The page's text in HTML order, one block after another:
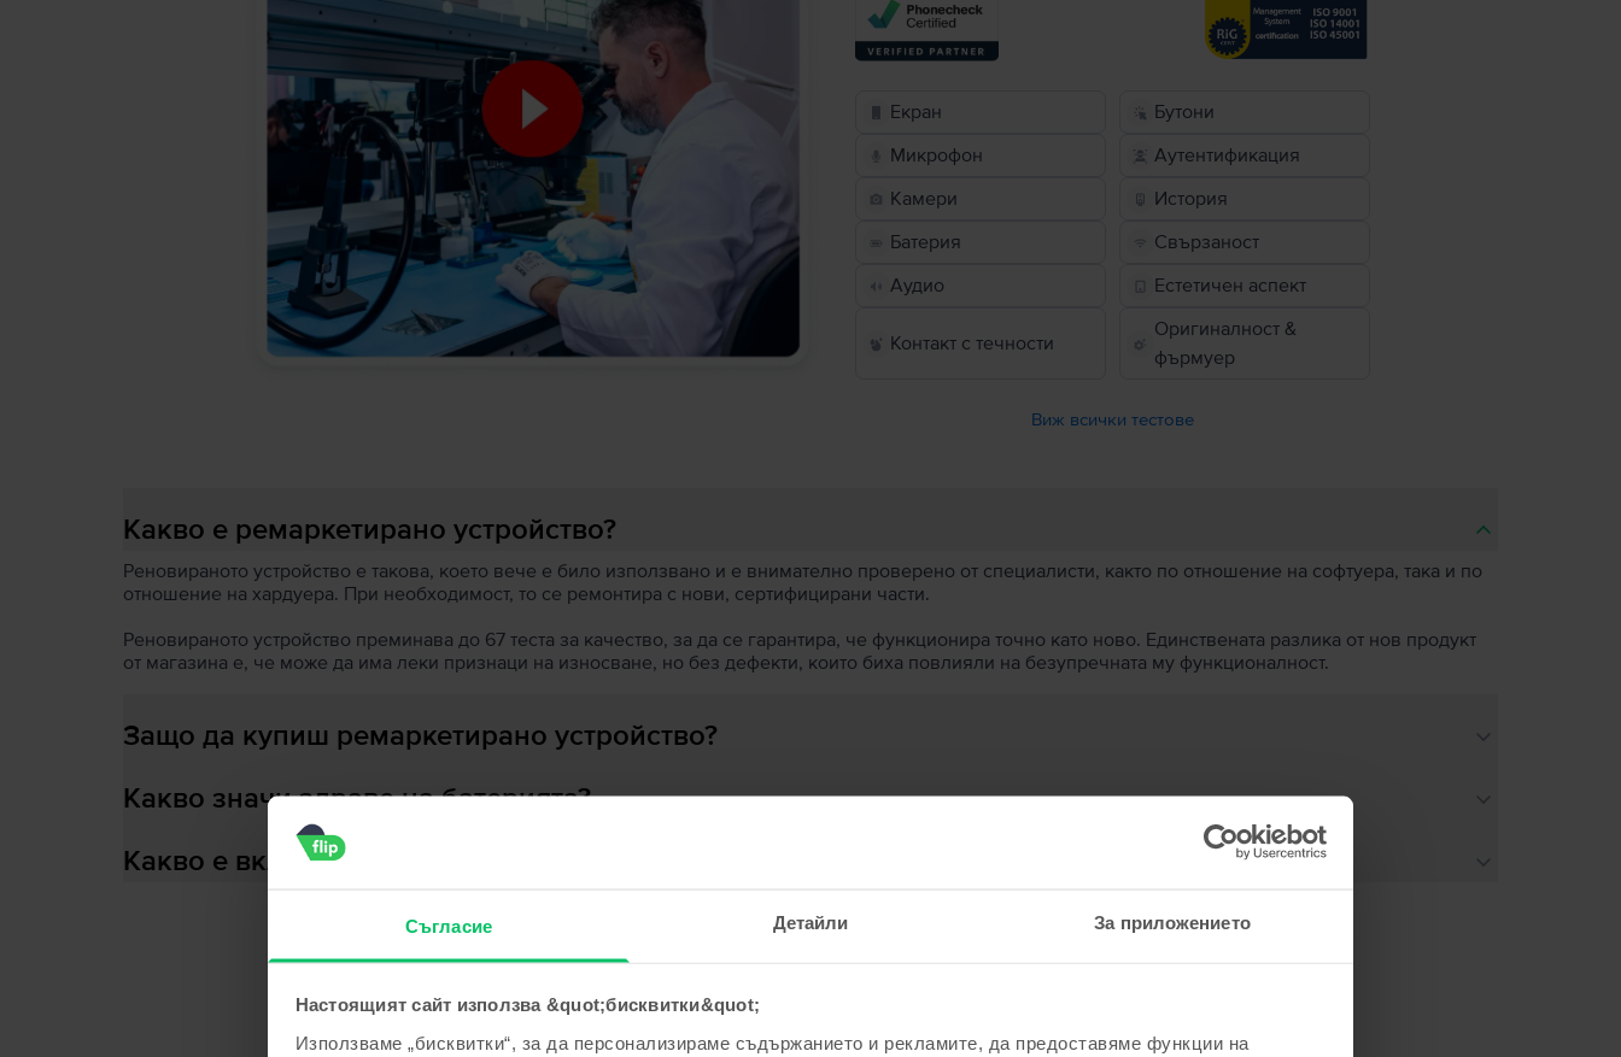
Съгласие Детайли За приложението
Настоящият сайт използва &quot;бисквитки&quot;
Използваме „бисквитки“, за да персонализираме съдържанието и рекламите, да предоставяме функции на
Екран
Бутони
Микрофон
Аутентификация
Камери
История
Батерия
Свързаност
Аудио
Естетичен аспект
Контакт с течности
Оригиналност &
фърмуер
Виж всички тестове
Какво е ремаркетирано устройство?
Реновираното устройство е такова, което вече е било използвано и е внимателно проверено от специалисти, както по отношение на софтуера, така и по
отношение на хардуера. При необходимост, то се ремонтира с нови, сертифицирани части.
Реновираното устройство преминава до 67 теста за качество, за да се гарантира, че функционира точно като ново. Единствената разлика от нов продукт
от магазина е, че може да има леки признаци на износване, но без дефекти, които биха повлияли на безупречната му функционалност.
Защо да купиш ремаркетирано устройство?
Какво значи здраве на батерията?
Какво е включено в кутията?
Сходни продукти с твоето търсене